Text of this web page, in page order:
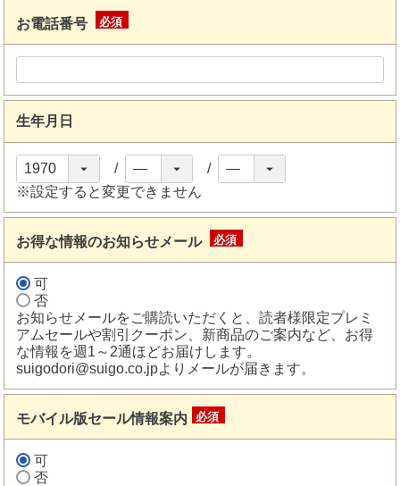
お電話番号
須)
生年月日
※設定すると変更できません
お得な情報のお知らせメール
可
否
お知らせメールをご購読いただくと、読者様限定プレミ
アムセールや割引クーポン、新商品のご案内など、お得
な情報を週1～2通ほどお届けします。
suigodori@suigo.co.jpよりメールが届きます。
モバイル版セール情報案内
可
否